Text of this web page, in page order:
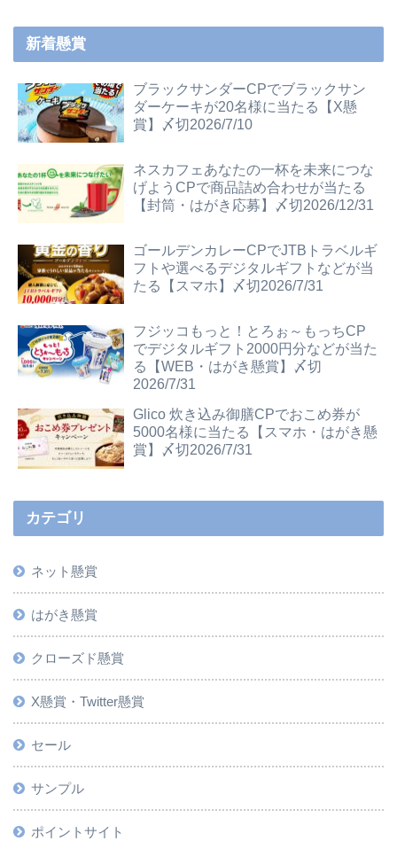
新着懸賞
ブラックサンダーCPでブラックサン
ダーケーキが20名様に当たる【X懸
賞】〆切2026/7/10
ネスカフェあなたの一杯を未来につな
げようCPで商品詰め合わせが当たる
【封筒・はがき応募】〆切2026/12/31
ゴールデンカレーCPでJTBトラベルギ
フトや選べるデジタルギフトなどが当
たる【スマホ】〆切2026/7/31
フジッコもっと！とろぉ～もっちCP
でデジタルギフト2000円分などが当た
る【WEB・はがき懸賞】〆切
2026/7/31
Glico 炊き込み御膳CPでおこめ券が
5000名様に当たる【スマホ・はがき懸
賞】〆切2026/7/31
カテゴリ
ネット懸賞
はがき懸賞
クローズド懸賞
X懸賞・Twitter懸賞
セール
サンプル
ポイントサイト